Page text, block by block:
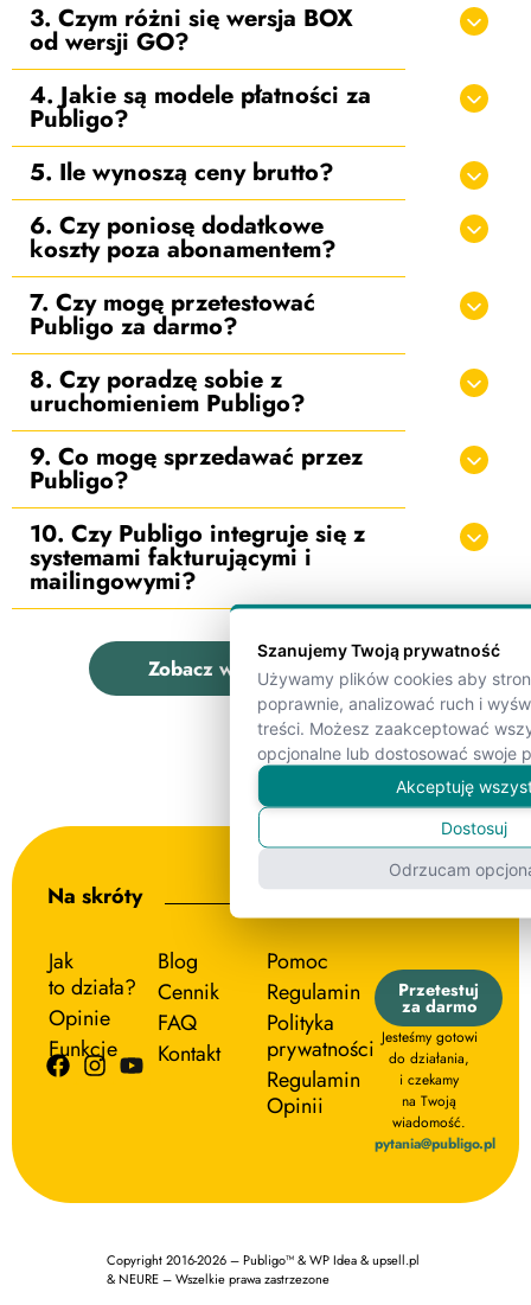
3. Czym różni się wersja BOX
od wersji GO?
4. Jakie są modele płatności za
Publigo?
5. Ile wynoszą ceny brutto?
6. Czy poniosę dodatkowe
koszty poza abonamentem?
7. Czy mogę przetestować
Publigo za darmo?
8. Czy poradzę sobie z
uruchomieniem Publigo?
9. Co mogę sprzedawać przez
Publigo?
10. Czy Publigo integruje się z
systemami fakturującymi i
mailingowymi?
Zobacz wszystkie pytania
Na skróty
Jak
to działa?
Opinie
Funkcje
Blog
Cennik
FAQ
Kontakt
Pomoc
Regulamin
Polityka
prywatności
Regulamin
Opinii
Przetestuj
za darmo
Jesteśmy gotowi
do działania,
i czekamy
na Twoją
wiadomość.
pytania@publigo.pl
Copyright 2016-2026 – Publigo™ & WP Idea & upsell.pl
& NEURE – Wszelkie prawa zastrzezone
Szanujemy Twoją prywatność
Używamy plików cookies aby
poprawnie, analizować ruch i
treści. Możesz zaakceptować
opcjonalne lub dostosować swoje
Akceptuję
Dostosuj
Odrzucam